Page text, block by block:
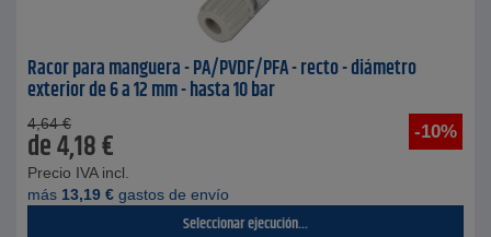
Racor para manguera - PA/PVDF/PFA - recto - diámetro
exterior de 6 a 12 mm - hasta 10 bar
-10%
4,64 €
de4,18€
Precio IVA incl.
más 13,19 € gastos de envío
Seleccionar ejecución...